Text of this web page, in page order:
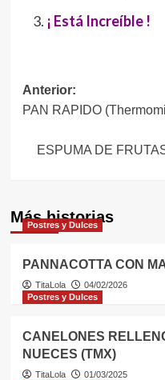
¡ Está Increíble !
Navegación
de
entradas
Anterior:
PAN RAPIDO
ESPUMA DE
Más historias
Postres y Dulces
PANNACOTTA CON
TitaLola
04/02/2026
Postres y Dulces
CANELONES
NUECES (TMX)
TitaLola
01/03/2025